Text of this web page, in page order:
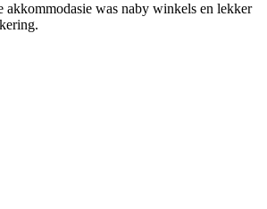
akkommodasie was naby winkels en lekker